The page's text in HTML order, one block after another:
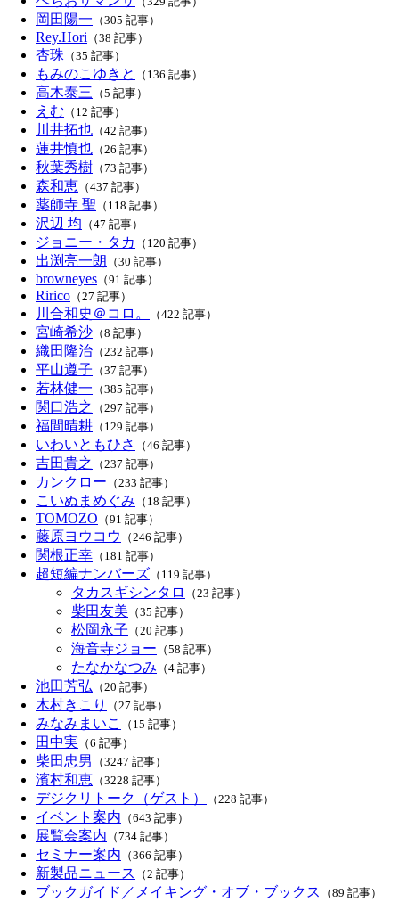
岡田陽一 （305 記事）
Rey.Hori （38 記事）
杏珠 （35 記事）
もみのこゆきと （136 記事）
高木泰三 （5 記事）
えむ （12 記事）
川井拓也 （42 記事）
蓮井慎也 （26 記事）
秋葉秀樹 （73 記事）
森和恵 （437 記事）
薬師寺 聖 （118 記事）
沢辺 均 （47 記事）
ジョニー・タカ （120 記事）
出渕亮一朗 （30 記事）
browneyes （91 記事）
Ririco （27 記事）
川合和史＠コロ。 （422 記事）
宮崎希沙 （8 記事）
織田隆治 （232 記事）
平山遵子 （37 記事）
若林健一 （385 記事）
関口浩之 （297 記事）
福間晴耕 （129 記事）
いわいともひさ （46 記事）
吉田貴之 （237 記事）
カンクロー （233 記事）
こいぬまめぐみ （18 記事）
TOMOZO （91 記事）
藤原ヨウコウ （246 記事）
関根正幸 （181 記事）
超短編ナンバーズ （119 記事）
タカスギシンタロ （23 記事）
柴田友美 （35 記事）
松岡永子 （20 記事）
海音寺ジョー （58 記事）
たなかなつみ （4 記事）
池田芳弘 （20 記事）
木村きこり （27 記事）
みなみまいこ （15 記事）
田中実 （6 記事）
柴田忠男 （3247 記事）
濱村和恵 （3228 記事）
デジクリトーク（ゲスト） （228 記事）
イベント案内 （643 記事）
展覧会案内 （734 記事）
セミナー案内 （366 記事）
新製品ニュース （2 記事）
ブックガイド／メイキング・オブ・ブックス （89 記事）